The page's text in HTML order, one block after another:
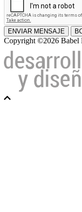
ENVIAR MENSAJE
Copyright ©2026 Babel